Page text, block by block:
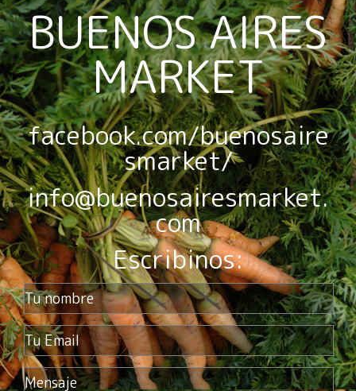
BUENOS AIRES
MARKET
facebook.com/buenosaire
smarket/
info@buenosairesmarket.
com
Escribinos: